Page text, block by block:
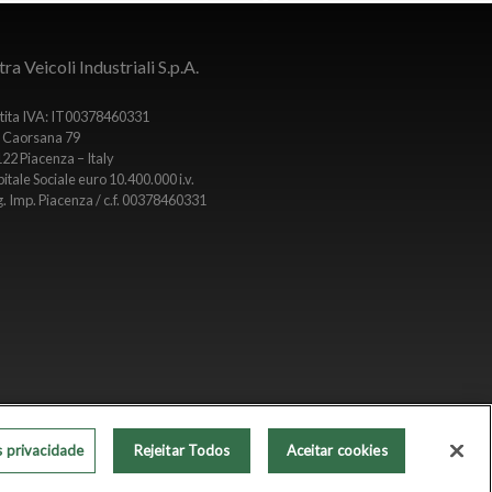
Veicoli Industriali S.p.A.
IVA: IT00378460331
79
Piacenza – Italy
Sociale euro 10.400.000 i.v.
Imp. Piacenza / c.f. 00378460331
Copyright © 2020
privacidade Rejeitar Todos Aceitar cookies